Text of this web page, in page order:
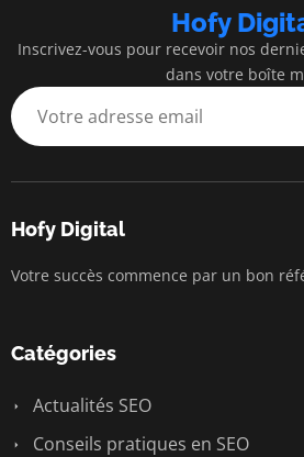
Hofy
Inscrivez-vous pour recevoir nos
dans votre boîte
Hofy Digital
Votre succès commence par un bon
Catégories
Actualités SEO
Conseils pratiques en SEO